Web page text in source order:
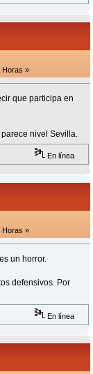
Horas »
que participa en
nivel Sevilla.
En línea
Horas »
un horror.
defensivos. Por
En línea